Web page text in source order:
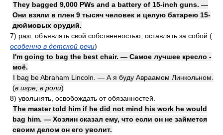
They bagged 9,000 PWs and a battery of 15-inch guns. —
Они взяли в плен 9 тысяч человек и целую батарею 15-
дюймовых орудий.
7) разг. объявлять свой собственностью; оставлять за собой (
особенно в детской речи)
I'm going to bag the best chair. — Самое лучшее кресло -
моё.
I bag be Abraham Lincoln. — А я буду Авраамом Линкольном.
(в игре; в роли)
8) увольнять, освобождать от обязанностей.
The master told him if he did not mind his work he would
bag him. — Хозяин сказал ему, что если он не займется
своим делом он его уволит.